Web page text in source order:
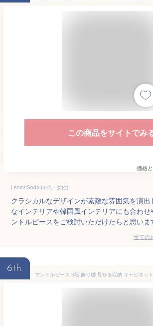
この商品をサイトでみ
価格
LemonSoda(50代・女性)
クラシカルなデザインが素敵な雰囲気を演出
なインテリアや韓国風インテリアにも合わ
ントルピースをご検討いただけたらと思いま
全ての
6th